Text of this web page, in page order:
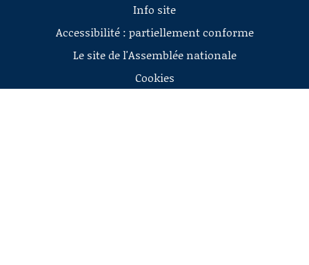
Info site
Accessibilité : partiellement conforme
Le site de l'Assemblée nationale
Cookies